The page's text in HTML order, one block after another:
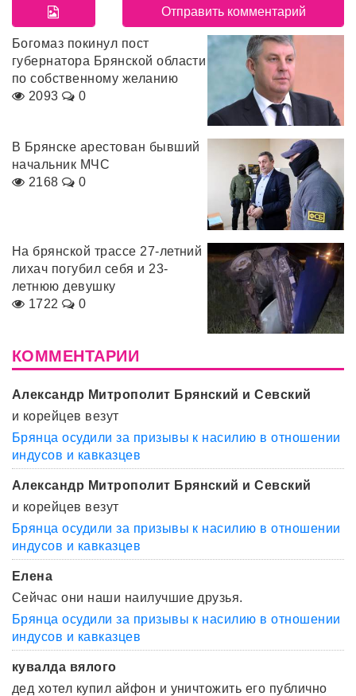
Богомаз покинул пост
губернатора Брянской области
по собственному желанию
2093
0
В Брянске арестован бывший
начальник МЧС
2168
0
На брянской трассе 27-летний
лихач погубил себя и 23-
летнюю девушку
1722
0
КОММЕНТАРИИ
Александр Митрополит Брянский и Севский
и корейцев везут
Брянца осудили за призывы к насилию в отношении
индусов и кавказцев
Александр Митрополит Брянский и Севский
и корейцев везут
Брянца осудили за призывы к насилию в отношении
индусов и кавказцев
Елена
Сейчас они наши наилучшие друзья.
Брянца осудили за призывы к насилию в отношении
индусов и кавказцев
кувалда вялого
дед хотел купил айфон и уничтожить его публично